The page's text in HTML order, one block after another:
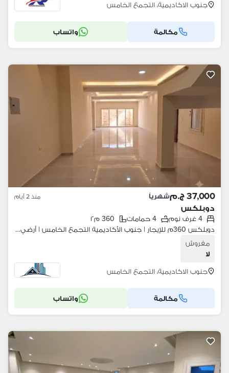
جنوب الاكاديمية، التجمع الخامس
مكالمة واتساب
37,000 ج.م شهرياً منذ 2 أيام
دوبلكس
4 غرف نوم 4 حمامات
360 م٢
دوبلكس 360م للإيجار | جنوب الأكاديمية التجمع الخامس | أرضي + بدروم | 4 غرف | مدخل خاص | سوبر لوكس | أول سكن
مفروش
لا
جنوب الاكاديمية، التجمع الخامس
مكالمة واتساب